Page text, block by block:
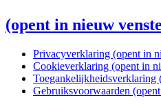
(opent in nieuw
Privacyverklaring (opent in
Cookieverklaring (opent in
Toegankelijkheidsverklaring
Gebruiksvoorwaarden